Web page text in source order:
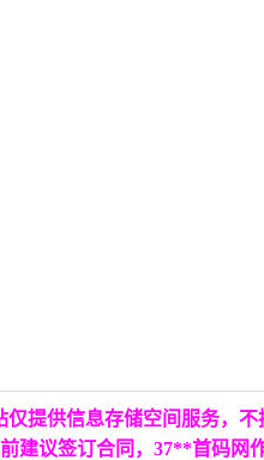
提供信息存储空间服务，
建议签订合同，37**首码网